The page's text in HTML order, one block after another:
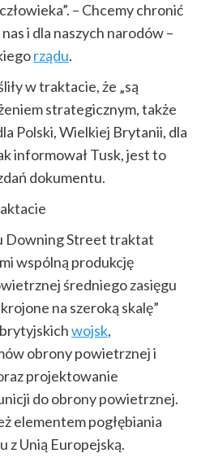
– Chcemy chronić
i dla naszych narodów –
rządu.
w traktacie, że „są
strategicznym, także
Polski, Wielkiej Brytanii, dla
informował Tusk, jest to
dokumentu.
Downing Street traktat
wspólną produkcję
średniego zasięgu
na szeroką skalę”
wojsk,
obrony powietrznej i
projektowanie
do obrony powietrznej.
elementem pogłębiania
z Unią Europejską.